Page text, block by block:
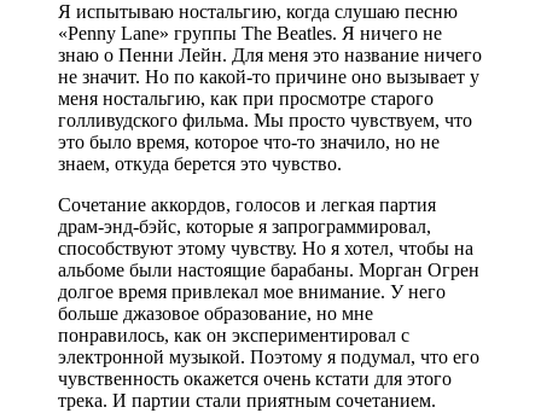
Я испытываю ностальгию, когда слушаю песню
«Penny Lane» группы The Beatles. Я ничего не
знаю о Пенни Лейн. Для меня это название ничего
не значит. Но по какой-то причине оно вызывает у
меня ностальгию, как при просмотре старого
голливудского фильма. Мы просто чувствуем, что
это было время, которое что-то значило, но не
знаем, откуда берется это чувство.
Сочетание аккордов, голосов и легкая партия
драм-энд-бэйс, которые я запрограммировал,
способствуют этому чувству. Но я хотел, чтобы на
альбоме были настоящие барабаны. Морган Огрен
долгое время привлекал мое внимание. У него
больше джазовое образование, но мне
понравилось, как он экспериментировал с
электронной музыкой. Поэтому я подумал, что его
чувственность окажется очень кстати для этого
трека. И партии стали приятным сочетанием.